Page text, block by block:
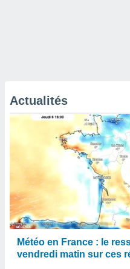
Actualités
Météo en France : le
vendredi matin sur ces